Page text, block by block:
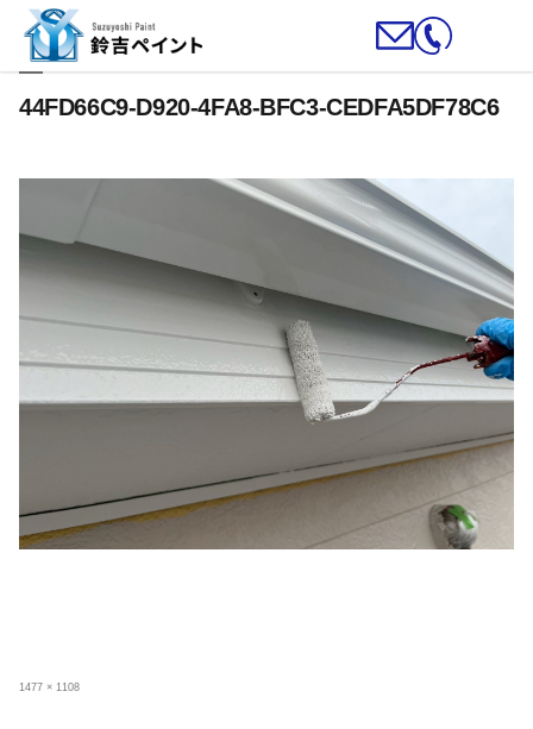
44FD66C9-D920-4FA8-BFC3-CEDFA5DF78C6
フ
1477 × 1108